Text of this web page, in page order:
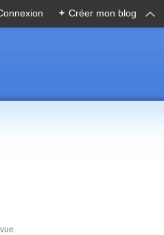
+ Créer mon blog